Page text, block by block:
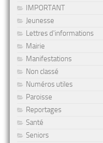
IMPORTANT
Jeunesse
Lettres d'informations
Mairie
Manifestations
Non classé
Numéros utiles
Paroisse
Reportages
Santé
Seniors